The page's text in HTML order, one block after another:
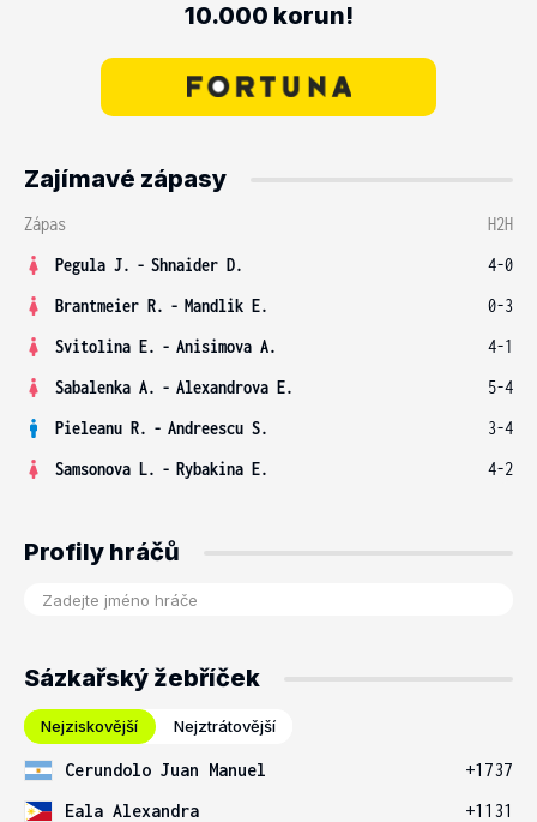
10.000 korun!
Zajímavé zápasy
Zápas
H2H
Pegula J. - Shnaider D.
4-0
Brantmeier R. - Mandlik E.
0-3
Svitolina E. - Anisimova A.
4-1
Sabalenka A. - Alexandrova E.
5-4
Pieleanu R. - Andreescu S.
3-4
Samsonova L. - Rybakina E. 4-2
Profily hráčů
Sázkařský žebříček
Nejziskovější Nejztrátovější
Cerundolo Juan Manuel
+1737
Eala Alexandra
+1131